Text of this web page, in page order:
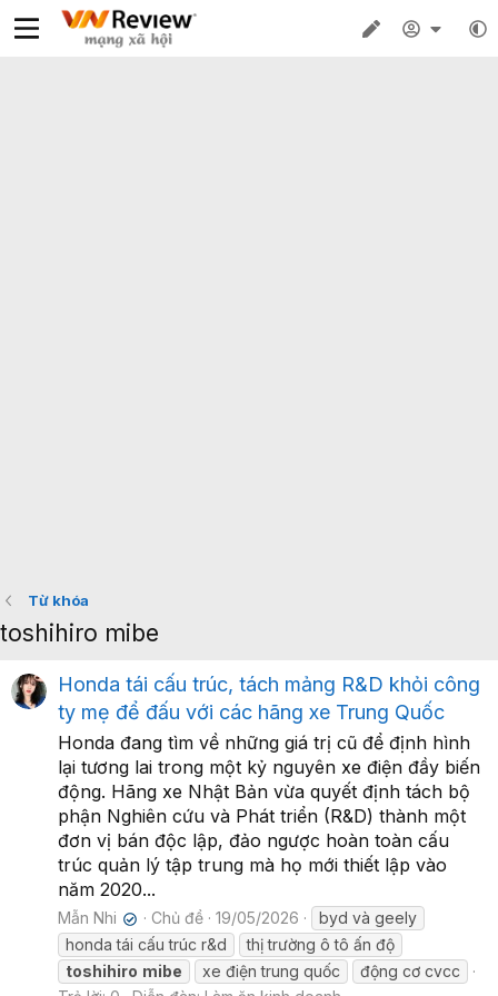
Từ khóa
toshihiro mibe
Honda tái cấu trúc, tách mảng R&D khỏi công
ty mẹ để đấu với các hãng xe Trung Quốc
Honda đang tìm về những giá trị cũ để định hình
lại tương lai trong một kỷ nguyên xe điện đầy biến
động. Hãng xe Nhật Bản vừa quyết định tách bộ
phận Nghiên cứu và Phát triển (R&D) thành một
đơn vị bán độc lập, đảo ngược hoàn toàn cấu
trúc quản lý tập trung mà họ mới thiết lập vào
năm 2020...
Mẫn Nhi ✔ Chủ đề 19/05/2026
byd và geely
honda tái cấu trúc r&d
thị trường ô tô ấn độ
toshihiro mibe xe điện trung quốc
động cơ cvcc